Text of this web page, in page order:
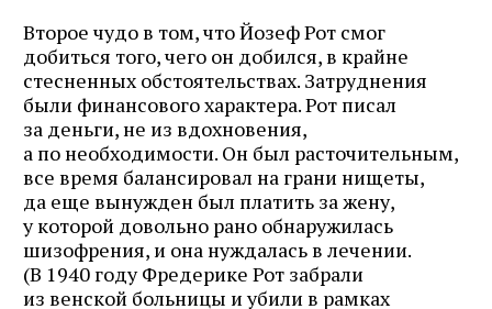
Второе чудо в том, что Йозеф Рот смог
добиться того, чего он добился, в крайне
стесненных обстоятельствах. Затруднения
были финансового характера. Рот писал
за деньги, не из вдохновения,
а по необходимости. Он был расточительным,
все время балансировал на грани нищеты,
да еще вынужден был платить за жену,
у которой довольно рано обнаружилась
шизофрения, и она нуждалась в лечении.
(В 1940 году Фредерике Рот забрали
из венской больницы и убили в рамках